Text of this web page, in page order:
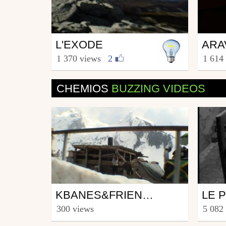
Ski
from imon_prod
L'EXODE
1 370 views 2
Ski
from
1
CHEMIOS BUZZING VIDEOS
Ski
from chem74
KBANES&FRIENDS
300 views
Ski
from
5